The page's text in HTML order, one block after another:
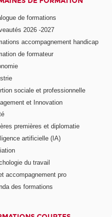
de formations
2026 -2027
accompagnement handicap
de formateur
sociale et professionnelle
et Innovation
premières et diplomatie
artificielle (IA)
du travail
accompagnement pro
des formations